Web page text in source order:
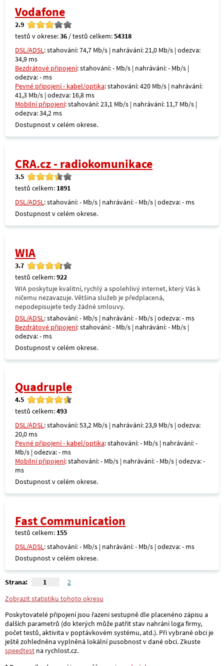
Vodafone
2.9
testů v okrese:36 / testů celkem:54318
DSL/ADSL: stahování: 74,7 Mb/s | nahrávání: 21,0 Mb/s | odezva:
34,9 ms
Bezdrátové připojení: stahování: - Mb/s | nahrávání: - Mb/s |
odezva: - ms
Pevné připojení - kabel/optika: stahování: 420 Mb/s | nahrávání:
41,3 Mb/s | odezva: 16,8 ms
Mobilní připojení: stahování: 23,1 Mb/s | nahrávání: 11,7 Mb/s |
odezva: 34,2 ms
Dostupnost v celém okrese.
CRA.cz - radiokomunikace
3.5
testů celkem: 1891
DSL/ADSL: stahování: - Mb/s | nahrávání: - Mb/s | odezva: - ms
Dostupnost v celém okrese.
WIA
3.7
testů celkem:922
WIA poskytuje kvalitní, rychlý a spolehlivý internet, který Vás k
ničemu nezavazuje. Většina služeb je předplacená,
nepodepisujete tedy žádné smlouvy.
DSL/ADSL: stahování: - Mb/s | nahrávání: - Mb/s | odezva: - ms
Bezdrátové připojení: stahování: - Mb/s | nahrávání: - Mb/s |
odezva: - ms
Dostupnost v celém okrese.
Quadruple
4.5
testů celkem:493
DSL/ADSL: stahování: 53,2 Mb/s | nahrávání: 23,9 Mb/s | odezva:
20,0 ms
Pevné připojení - kabel/optika: stahování: - Mb/s | nahrávání: -
Mb/s | odezva: - ms
Mobilní připojení: stahování: - Mb/s | nahrávání: - Mb/s | odezva: -
ms
Dostupnost v celém okrese.
Fast Communication
testů celkem: 155
DSL/ADSL: stahování: - Mb/s | nahrávání: - Mb/s | odezva: - ms
Dostupnost v celém okrese.
Strana: 1
2
Zobrazit statistiku tohoto okresu
Poskytovatelé připojení jsou řazeni sestupně dle placenéno zápisu a
dalších parametrů (do kterých může patřit stav nahrání loga firmy,
počet testů, aktivita v poptávkovém systému, atd.). Při vybrané obci je
ještě zohledněna vyplněná lokální pusobnost v dané obci. Zkuste
speedtest na rychlost.cz.